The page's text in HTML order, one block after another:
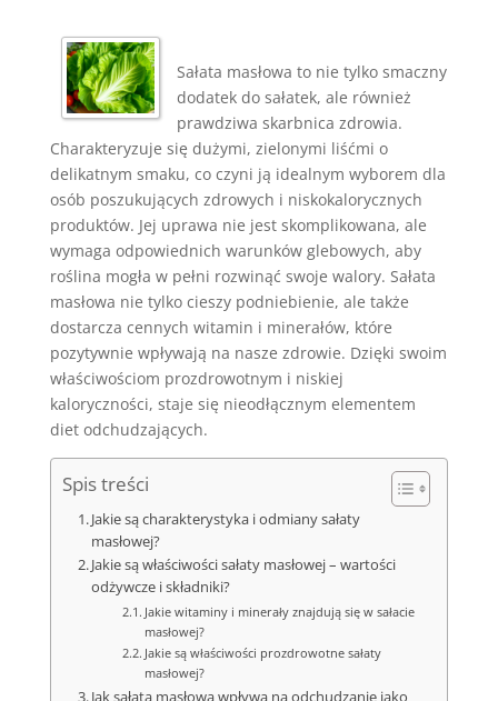
Sałata masłowa to nie tylko smaczny
dodatek do sałatek, ale również
prawdziwa skarbnica zdrowia.
Charakteryzuje się dużymi, zielonymi liśćmi o
delikatnym smaku, co czyni ją idealnym wyborem dla
osób poszukujących zdrowych i niskokalorycznych
produktów. Jej uprawa nie jest skomplikowana, ale
wymaga odpowiednich warunków glebowych, aby
roślina mogła w pełni rozwinąć swoje walory. Sałata
masłowa nie tylko cieszy podniebienie, ale także
dostarcza cennych witamin i minerałów, które
pozytywnie wpływają na nasze zdrowie. Dzięki swoim
właściwościom prozdrowotnym i niskiej
kaloryczności, staje się nieodłącznym elementem
diet odchudzających.
Spis treści
Jakie są charakterystyka i odmiany sałaty
masłowej?
Jakie są właściwości sałaty masłowej – wartości
odżywcze i składniki?
Jakie witaminy i minerały znajdują się w sałacie
masłowej?
Jakie są właściwości prozdrowotne sałaty
masłowej?
Jak sałata masłowa wpływa na odchudzanie jako